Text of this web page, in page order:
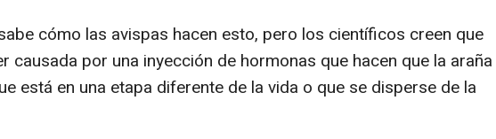
cómo las avispas hacen esto, pero los científicos creen que
causada por una inyección de hormonas que hacen que la araña
está en una etapa diferente de la vida o que se disperse de la